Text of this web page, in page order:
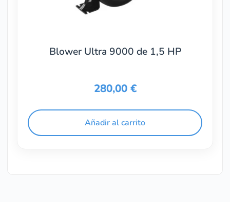
Blower Ultra 9000 de 1,5 HP
280,00 €
Añadir al carrito